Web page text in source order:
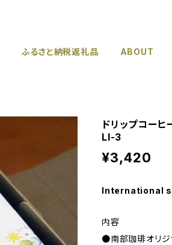
ふるさと納税返礼品 ABOUT
ドリップコーヒ
LI-3
¥3,420
International
内容
●南部珈琲オリジ